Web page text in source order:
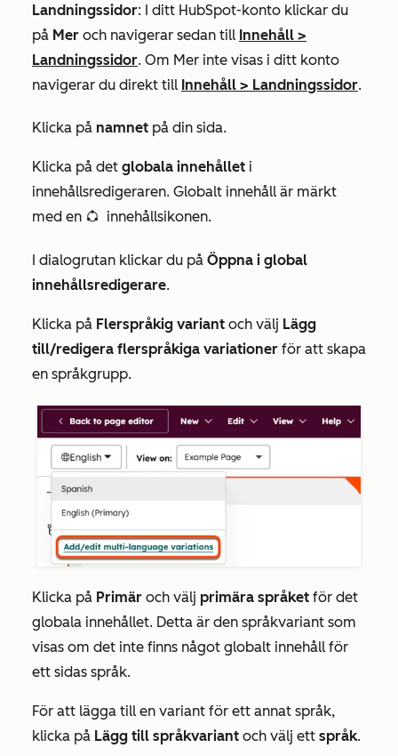
Landningssidor: I ditt HubSpot-konto klickar du
på Mer och navigerar sedan till Innehåll >
Landningssidor. Om Mer inte visas i ditt konto
navigerar du direkt till Innehåll > Landningssidor.
Klicka på namnet på din sida.
Klicka på det globala innehållet i
innehållsredigeraren. Globalt innehåll är märkt
med en globalGroup global innehållsikonen.
I dialogrutan klickar du på Öppna i global
innehållsredigerare.
Klicka på Flerspråkig variant och välj Lägg
till/redigera flerspråkiga variationer för att skapa
en språkgrupp.
Klicka på Primär och välj primära språket för det
globala innehållet. Detta är den språkvariant som
visas om det inte finns något globalt innehåll för
ett sidas språk.
För att lägga till en variant för ett annat språk,
klicka på Lägg till språkvariant och välj ett språk.